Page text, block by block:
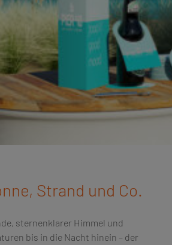
Strand und Co.
sternenklarer Himmel und
bis in die Nacht hinein – der